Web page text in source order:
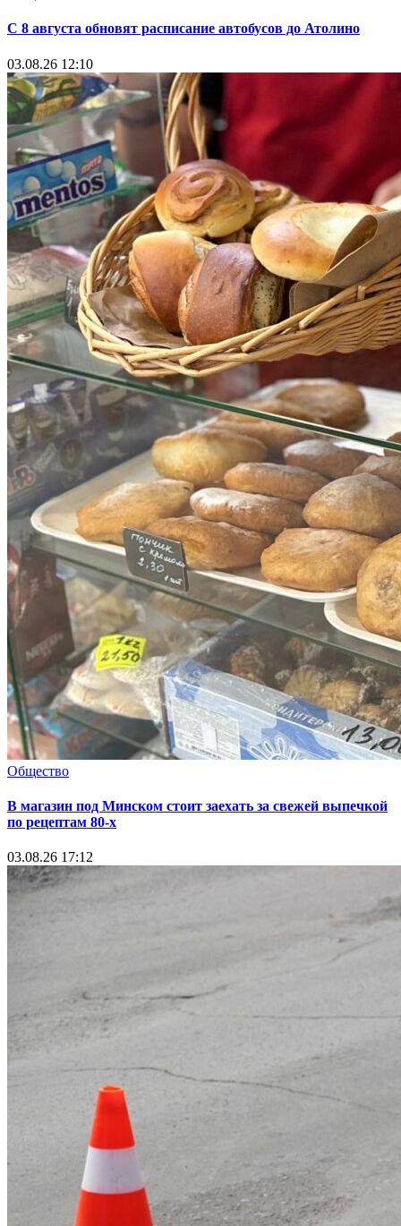
С 8 августа обновят расписание автобусов до Атолино
03.08.26 12:10
Общество
В магазин под Минском стоит заехать за свежей выпечкой
по рецептам 80-х
03.08.26 17:12